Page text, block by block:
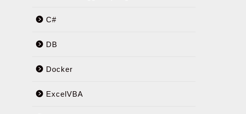
C#
DB
Docker
ExcelVBA